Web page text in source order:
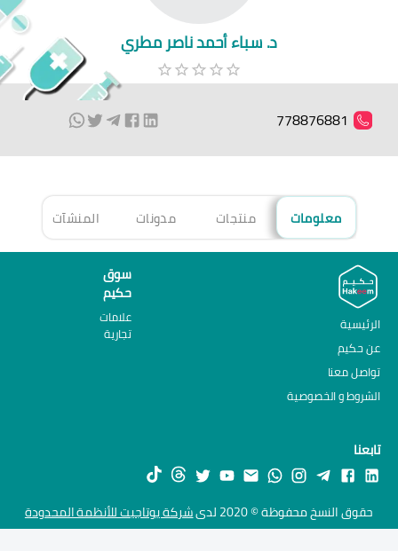
د. سباء أحمد ناصر مطري
778876881
معلومات منتجات مدونات المنشآت
الرئيسية
عن حكيم
تواصل معنا
الشروط و الخصوصية
سوق
حكيم
علامات
تجارية
تابعنا
حقوق النسخ محفوظة © 2020 لدى شركة يوتاجيت للأنظمة المحدودة